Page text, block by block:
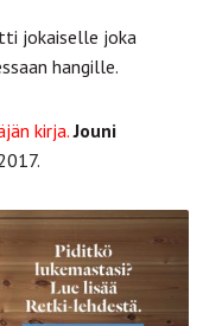
jokaiselle joka
hangille.
kirja. Jouni